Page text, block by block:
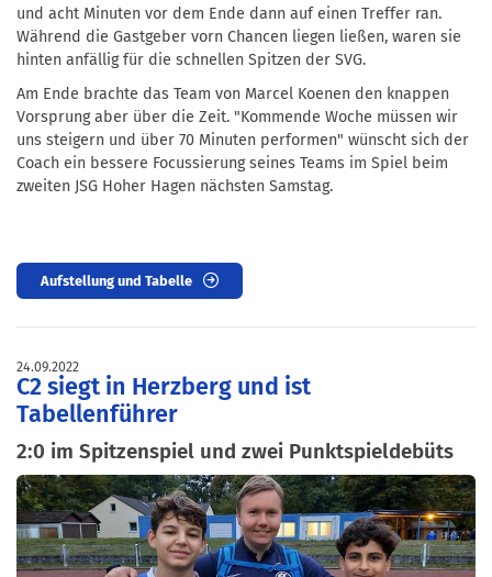
und acht Minuten vor dem Ende dann auf einen Treffer ran.
Während die Gastgeber vorn Chancen liegen ließen, waren sie
hinten anfällig für die schnellen Spitzen der SVG.
Am Ende brachte das Team von Marcel Koenen den knappen
Vorsprung aber über die Zeit. "Kommende Woche müssen wir
uns steigern und über 70 Minuten performen" wünscht sich der
Coach ein bessere Focussierung seines Teams im Spiel beim
zweiten JSG Hoher Hagen nächsten Samstag.
Aufstellung und Tabelle
24.09.2022
C2 siegt in Herzberg und ist
Tabellenführer
2:0 im Spitzenspiel und zwei Punktspieldebüts